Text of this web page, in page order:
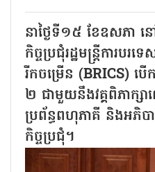
នាថ្ងៃទី១៥ ខែឧសភា
កិច្ចប្រជុំរដ្ឋមន្ត្រីការបរ
រីកចម្រើន (BRICS) បើក
២ ជាមួយនឹងវគ្គពិភាក្ស
ប្រព័ន្ធពហុភាគី និងអភិ
កិច្ចប្រជុំ។